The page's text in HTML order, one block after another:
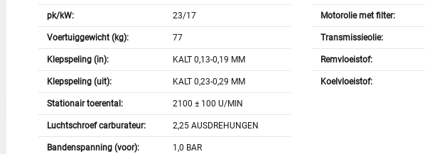
pk/kW: 23/17
Voertuiggewicht (kg): 77
Klepspeling (in): KALT 0,13-0,19 MM
Klepspeling (uit): KALT 0,23-0,29 MM
Stationair toerental: 2100 ± 100 U/MIN
Luchtschroef carburateur: 2,25 AUSDREHUNGEN
Bandenspanning (voor): 1,0 BAR
Motorolie met filter:
Transmissieolie:
Remvloeistof:
Koelvloeistof: